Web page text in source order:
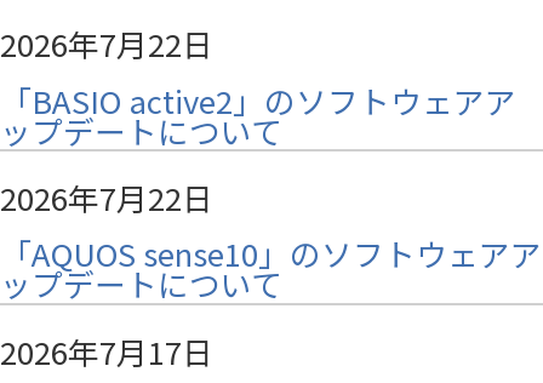
2026年7月22日
「BASIO active2」のソフトウェアア
ップデートについて
2026年7月22日
「AQUOS sense10」のソフトウェアア
ップデートについて
2026年7月17日